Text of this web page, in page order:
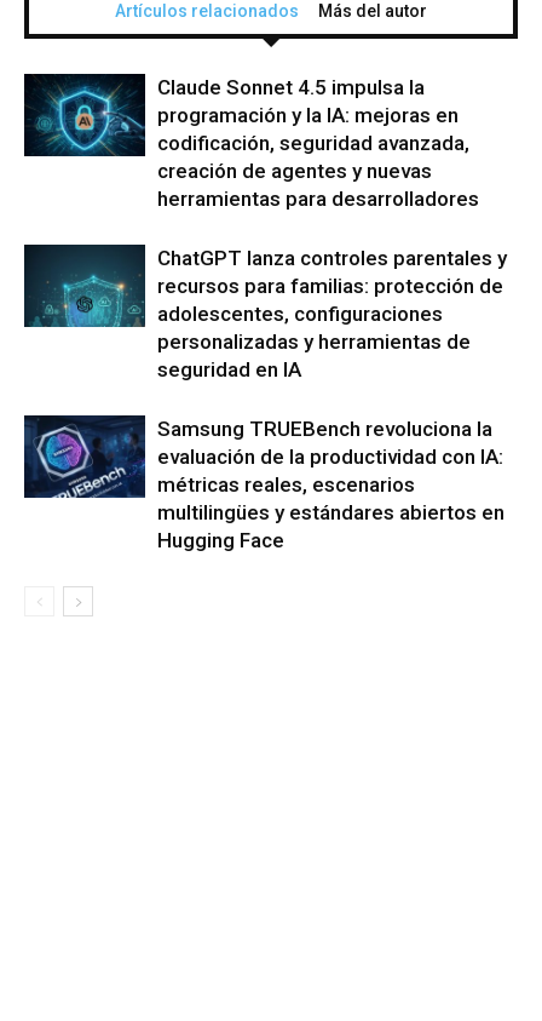
Artículos relacionados Más del autor
Claude Sonnet 4.5 impulsa la
programación y la IA: mejoras en
codificación, seguridad avanzada,
creación de agentes y nuevas
herramientas para desarrolladores
ChatGPT lanza controles parentales y
recursos para familias: protección de
adolescentes, configuraciones
personalizadas y herramientas de
seguridad en IA
Samsung TRUEBench revoluciona la
evaluación de la productividad con IA:
métricas reales, escenarios
multilingües y estándares abiertos en
Hugging Face